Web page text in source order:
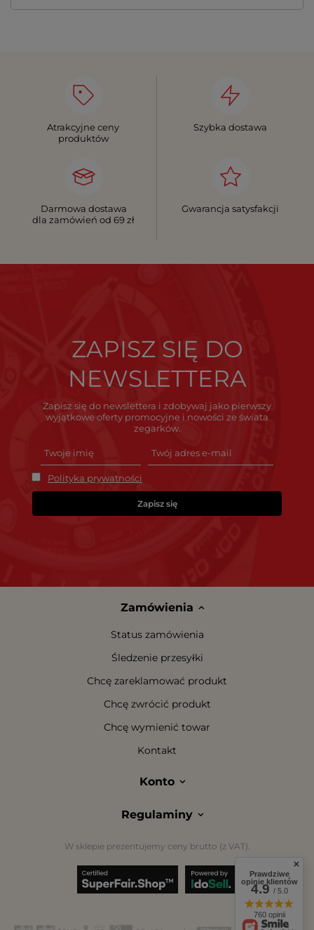
Atrakcyjne ceny
produktów
Szybka dostawa
Darmowa dostawa
dla zamówień od 69 zł
Gwarancja satysfakcji
ZAPISZ SIĘ DO
NEWSLETTERA
Zapisz się do newslettera i zdobywaj jako pierwszy
wyjątkowe oferty promocyjne i nowości ze świata
zegarków.
Polityka prywatności
Zapisz się
Zamówienia
Status zamówienia
Śledzenie przesyłki
Chcę zareklamować produkt
Chcę zwrócić produkt
Chcę wymienić towar
Kontakt
Konto
Regulaminy
W sklepie prezentujemy ceny brutto (z VAT).
Prawdziwe
opinie klientów
4.9/ 5.0
760 opinii